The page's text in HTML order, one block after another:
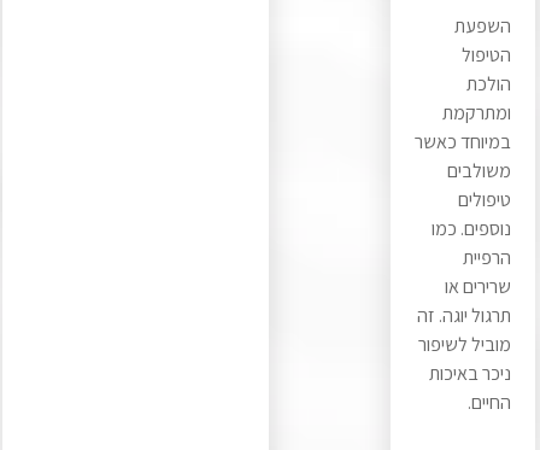
השפעת
הטיפול
הולכת
ומתרקמת
במיוחד כאשר
משולבים
טיפולים
נוספים. כמו
הרפיית
שרירים או
תרגול יוגה. זה
מוביל לשיפור
ניכר באיכות
החיים.